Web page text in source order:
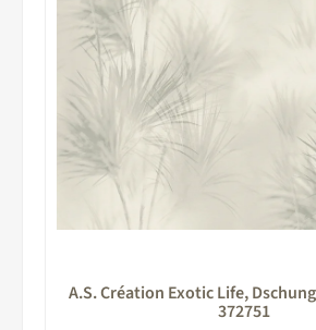
A.S. Création Exotic Life,
372751